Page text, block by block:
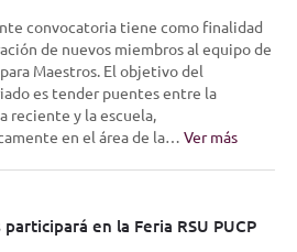
convocatoria tiene como finalidad
de nuevos miembros al equipo de
Maestros. El objetivo del
es tender puentes entre la
reciente y la escuela,
en el área de la… Ver más
en la Feria RSU PUCP